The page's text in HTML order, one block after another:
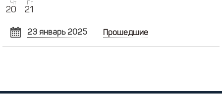
Чт
20
Пт
21
23 январь 2025
ЯНВАРЬ 2025
6 7 8 9 10 11 12
Прошедшие